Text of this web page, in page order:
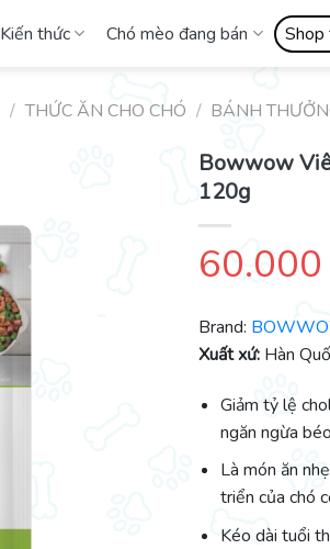
Kiến thức Chó mèo đang bán Shop
/ THỨC ĂN CHO CHÓ / BÁNH
Bowwow
120g
60.000
Brand:
Xuất xứ: Hàn
Giảm tỷ lệ
ngăn ngừa
Là món ăn
triển của chó
Kéo dài tuổi